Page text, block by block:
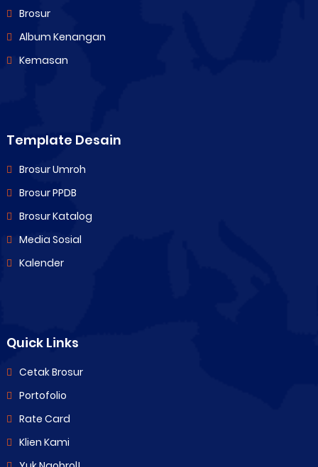
Brosur
Album Kenangan
Kemasan
Template Desain
Brosur Umroh
Brosur PPDB
Brosur Katalog
Media Sosial
Kalender
Quick Links
Cetak Brosur
Portofolio
Rate Card
Klien Kami